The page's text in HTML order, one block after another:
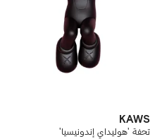
KAWS
تحفة 'هوليداي إندونيسيا'